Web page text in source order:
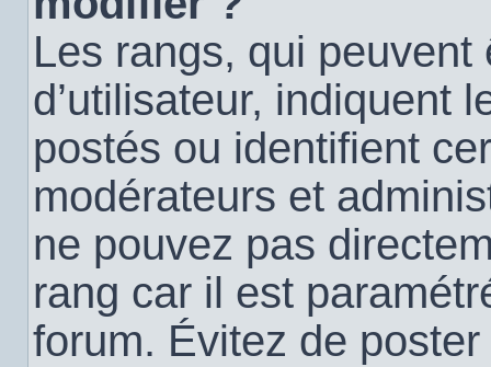
Les rangs, qui
d’utilisateur, indiquent
postés ou identifient
modérateurs et
ne pouvez pas
rang car il est
forum. Évitez de